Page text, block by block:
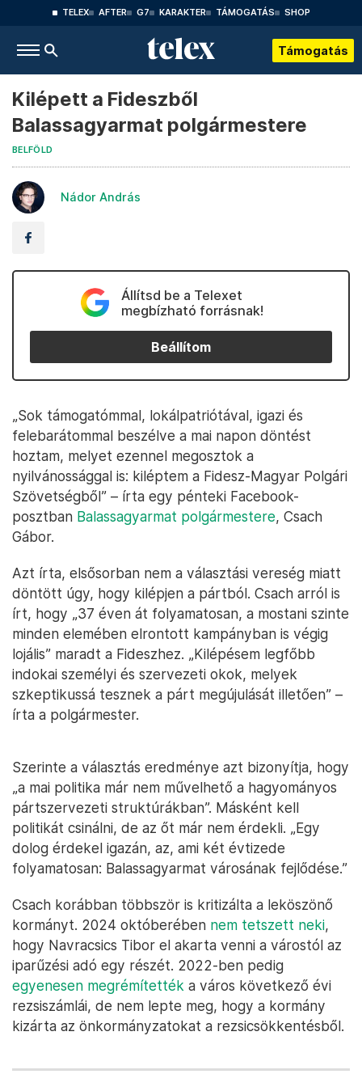
TELEX AFTER G7 KARAKTER TÁMOGATÁS SHOP
Támogatás
Kilépett a Fideszből
Balassagyarmat polgármestere
BELFÖLD
Nádor András
Állítsd be a Telexet
megbízható forrásnak!
Beállítom
„Sok támogatómmal, lokálpatriótával, igazi és
felebarátommal beszélve a mai napon döntést
hoztam, melyet ezennel megosztok a
nyilvánossággal is: kiléptem a Fidesz-Magyar Polgári
Szövetségből” – írta egy pénteki Facebook-
posztban Balassagyarmat polgármestere, Csach
Gábor.
Azt írta, elsősorban nem a választási vereség miatt
döntött úgy, hogy kilépjen a pártból. Csach arról is
írt, hogy „37 éven át folyamatosan, a mostani szinte
minden elemében elrontott kampányban is végig
lojális” maradt a Fideszhez. „Kilépésem legfőbb
indokai személyi és szervezeti okok, melyek
szkeptikussá tesznek a párt megújulását illetően” –
írta a polgármester.
Szerinte a választás eredménye azt bizonyítja, hogy
„a mai politika már nem művelhető a hagyományos
pártszervezeti struktúrákban”. Másként kell
politikát csinálni, de az őt már nem érdekli. „Egy
dolog érdekel igazán, az, ami két évtizede
folyamatosan: Balassagyarmat városának fejlődése.”
Csach korábban többször is kritizálta a leköszönő
kormányt. 2024 októberében nem tetszett neki,
hogy Navracsics Tibor el akarta venni a várostól az
iparűzési adó egy részét. 2022-ben pedig
egyenesen megrémítették a város következő évi
rezsiszámlái, de nem lepte meg, hogy a kormány
kizárta az önkormányzatokat a rezsicsökkentésből.